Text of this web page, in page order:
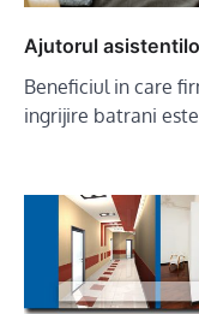
Ajutorul
Beneficiul in care
ingrijire batrani